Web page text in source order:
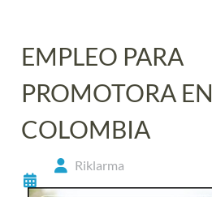
EMPLEO PARA
PROMOTORA EN
COLOMBIA
Riklarma